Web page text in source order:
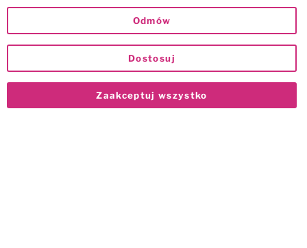
Zaakceptuj wszystko
Dostosuj
Odmów